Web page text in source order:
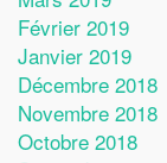
Février 2019
Janvier 2019
Décembre 2018
Novembre 2018
Octobre 2018